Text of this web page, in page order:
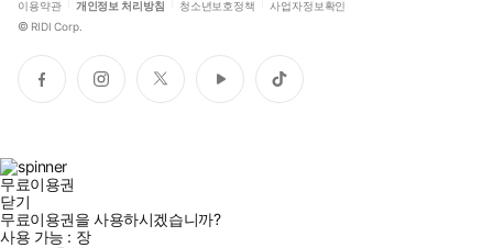
이용약관 개인정보 처리방침 청소년보호정책 사업자정보확인
© RIDI Corp.
페
이
인
스
트
위
유
튜
틱
톡
무료이용권
닫기
무료이용권을 사용하시겠습니까?
사용 가능 : 장